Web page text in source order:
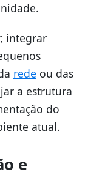
integrar
rede ou das
a estrutura
do
atual.
e